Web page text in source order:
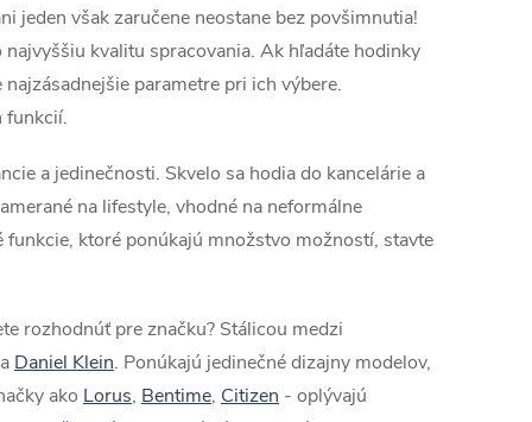
jeden však zaručene neostane bez povšimnutia!
kvalitu spracovania. Ak hľadáte hodinky
parametre pri ich výbere.
funkcií.
a jedinečnosti. Skvelo sa hodia do kancelárie a
na lifestyle, vhodné na neformálne
ktoré ponúkajú množstvo možností, stavte
rozhodnúť pre značku? Stálicou medzi
Daniel Klein. Ponúkajú jedinečné dizajny modelov,
ako Lorus, Bentime, Citizen - oplývajú